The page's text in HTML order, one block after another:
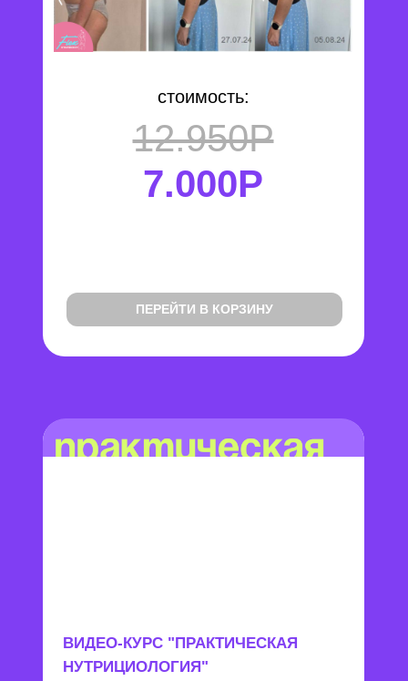
12.950Р
7.000Р
стоимость:
ПЕРЕЙТИ В КОРЗИНУ
ВИДЕО-КУРС "ПРАКТИЧЕСКАЯ
НУТРИЦИОЛОГИЯ"